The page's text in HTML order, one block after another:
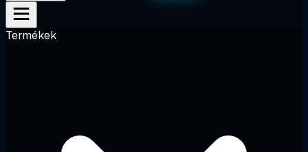
Termékek